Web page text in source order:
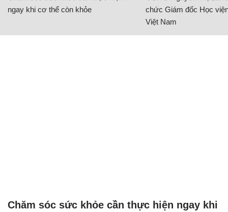
ngay khi cơ thể còn khỏe
chức Giám đốc Học
Việt Nam
Chăm sóc sức khỏe cần thực hiện ngay khi